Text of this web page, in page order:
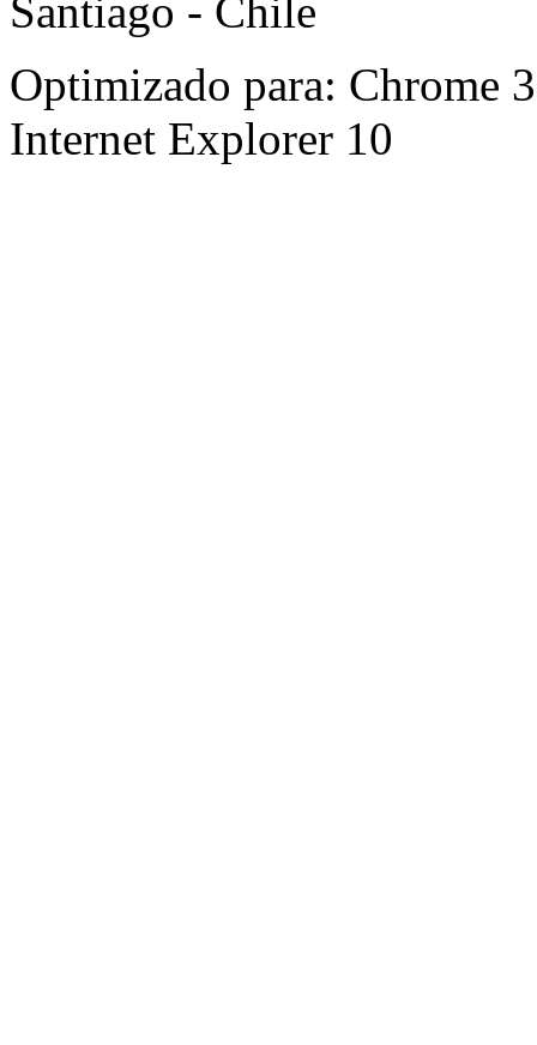
Santiago - Chile
Optimizado para: Chrome
Internet Explorer 10